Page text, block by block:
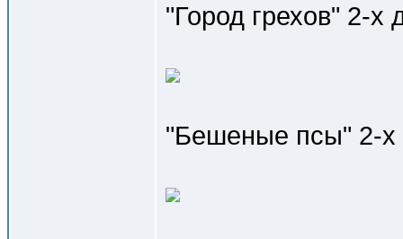
"Город грехов" 2-х
"Бешеные псы" 2-х